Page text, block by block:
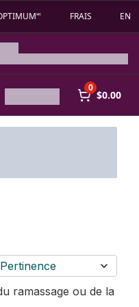
FRAIS EN
0
$0.00
Pertinence
ramassage ou de la